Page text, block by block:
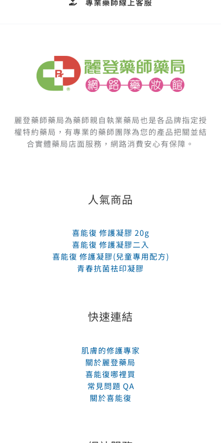
麗登藥師藥局為藥師親自執業藥局也是各品牌指定授
權特約藥局，有專業的藥師團隊為您的產品把關並結
合實體藥局店面服務，網路消費安心有保障。
人氣商品
喜能復 修護凝膠 20g
喜能復 修護凝膠二入
喜能復 修護凝膠(兒童專用配方)
青春抗菌祛印凝膠
快速連結
肌膚的修護專家
關於麗登藥局
喜能復哪裡買
常見問題 QA
關於喜能復